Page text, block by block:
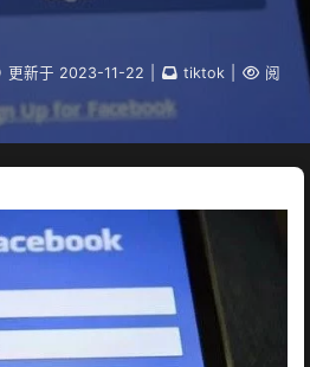
更新于 2023-11-22 tiktok
阅